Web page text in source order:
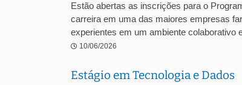
Estão abertas as inscrições para o
carreira em uma das maiores empresas
experientes em um ambiente colaborativo
10/06/2026
Estágio em Tecnologia e Dados